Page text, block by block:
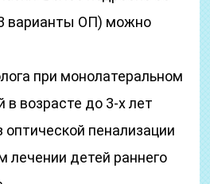
варианты ОП) можно
при монолатеральном
в возрасте до 3-х лет
оптической пенализации
лечении детей раннего